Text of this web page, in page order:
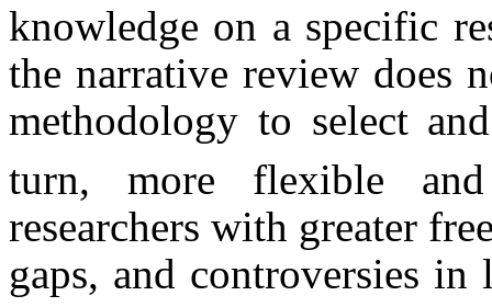
knowledge on a specific
the narrative review does
methodology to select
turn, more flexible and
researchers with greater
gaps, and controversies